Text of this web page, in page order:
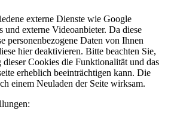
externe Dienste wie Google
und externe Videoanbieter. Da diese
personenbezogene Daten von Ihnen
hier deaktivieren. Bitte beachten Sie,
dieser Cookies die Funktionalität und das
erheblich beeinträchtigen kann. Die
einem Neuladen der Seite wirksam.